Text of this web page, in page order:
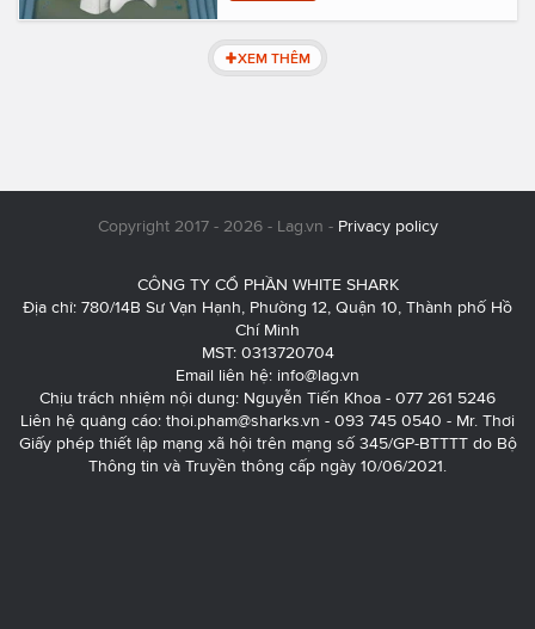
XEM THÊM
Copyright 2017 - 2026 - Lag.vn - Privacy policy
CÔNG TY CỔ PHẦN WHITE SHARK
Địa chỉ: 780/14B Sư Vạn Hạnh, Phường 12, Quận 10, Thành phố Hồ
Chí Minh
MST: 0313720704
Email liên hệ: info@lag.vn
Chịu trách nhiệm nội dung: Nguyễn Tiến Khoa - 077 261 5246
Liên hệ quảng cáo: thoi.pham@sharks.vn - 093 745 0540 - Mr. Thơi
Giấy phép thiết lập mạng xã hội trên mạng số 345/GP-BTTTT do Bộ
Thông tin và Truyền thông cấp ngày 10/06/2021.